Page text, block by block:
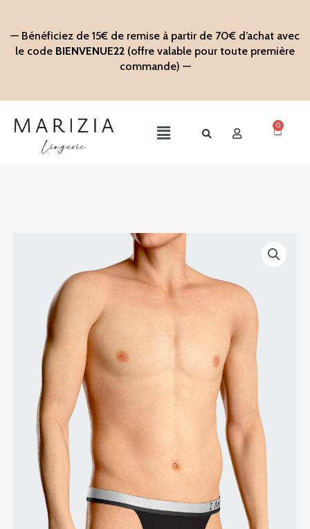
contenu
— Bénéficiez de 15€ de remise à partir de 70€ d’achat avec
le code BIENVENUE22 (offre valable pour toute première
commande) —
Main
0
Panier